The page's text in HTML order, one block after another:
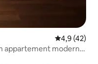
Évaluation
4,9 (42)
appartement moderne,